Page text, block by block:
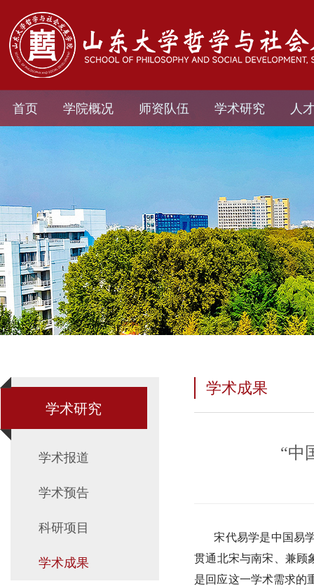
首页 学院概况 师资队伍 学术研究 人
学术研究
学术报道
学术预告
科研项目
学术成果
学术成果
“中
宋代易学是中国易
贯通北宋与南宋、兼顾
是回应这一学术需求的